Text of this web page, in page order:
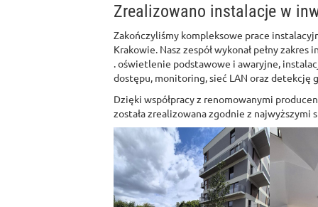
Zrealizowano instalacje w
Zakończyliśmy kompleksowe prace
Krakowie. Nasz zespół wykonał pełny
. oświetlenie podstawowe i awaryjne,
dostępu, monitoring, sieć LAN oraz detekcję
Dzięki współpracy z renomowanymi
została zrealizowana zgodnie z